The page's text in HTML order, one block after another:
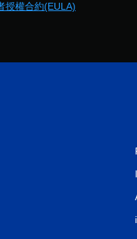
授權合約(EULA)